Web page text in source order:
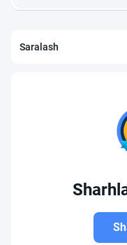
Saralash